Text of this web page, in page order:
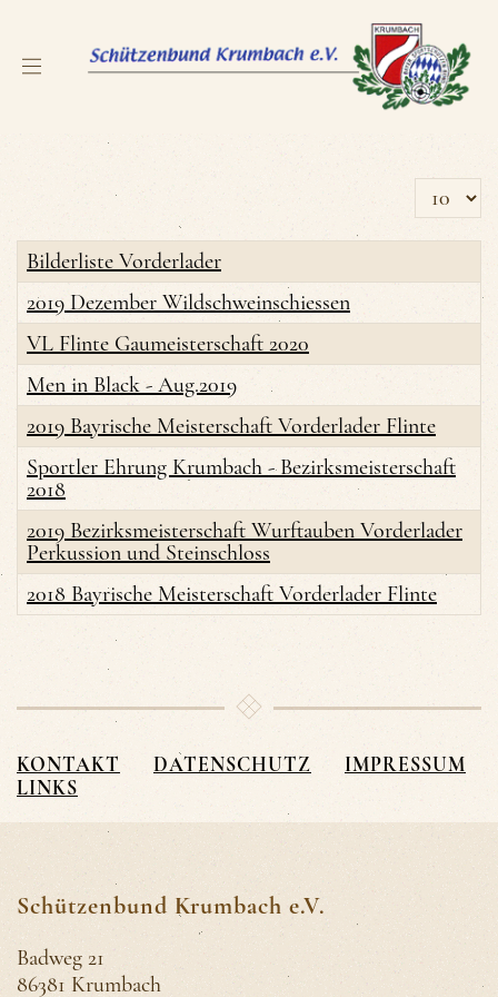
Anzeige
Bilderliste Vorderlader
2019 Dezember Wildschweinschiessen
VL Flinte Gaumeisterschaft 2020
Men in Black - Aug.2019
2019 Bayrische Meisterschaft Vorderlader Flinte
Sportler Ehrung Krumbach - Bezirksmeisterschaft
2018
2019 Bezirksmeisterschaft Wurftauben Vorderlader
Perkussion und Steinschloss
2018 Bayrische Meisterschaft Vorderlader Flinte
KONTAKT DATENSCHUTZ
IMPRESSUM
LINKS
Schützenbund Krumbach e.V.
Badweg 21
86381 Krumbach